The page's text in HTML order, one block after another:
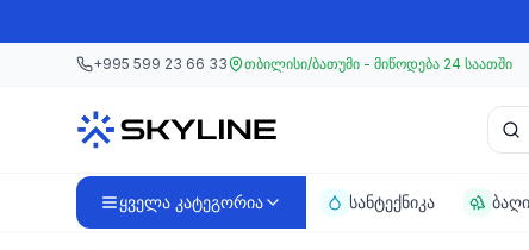
მთავარ კონტენტზე გადასვლა
+995 599 23 66 33 თბილისი/ბათუმი - მიწოდება 24 საათში
ყველა კატეგორია სანტექნიკა